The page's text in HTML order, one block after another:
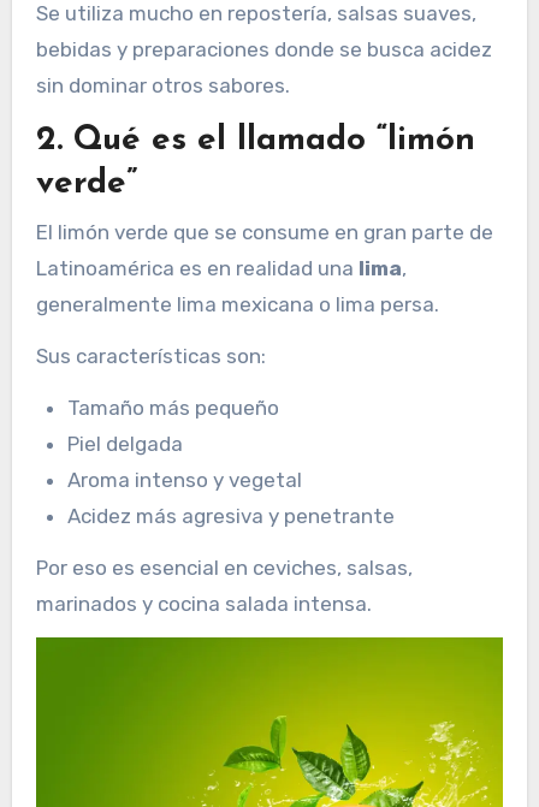
Se utiliza mucho en repostería, salsas suaves,
bebidas y preparaciones donde se busca acidez
sin dominar otros sabores.
2. Qué es el llamado “limón
verde”
El limón verde que se consume en gran parte de
Latinoamérica es en realidad una lima,
generalmente lima mexicana o lima persa.
Sus características son:
Tamaño más pequeño
Piel delgada
Aroma intenso y vegetal
Acidez más agresiva y penetrante
Por eso es esencial en ceviches, salsas,
marinados y cocina salada intensa.